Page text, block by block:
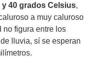
y 40 grados Celsius,
a muy caluroso
no figura entre los
lluvia, sí se esperan